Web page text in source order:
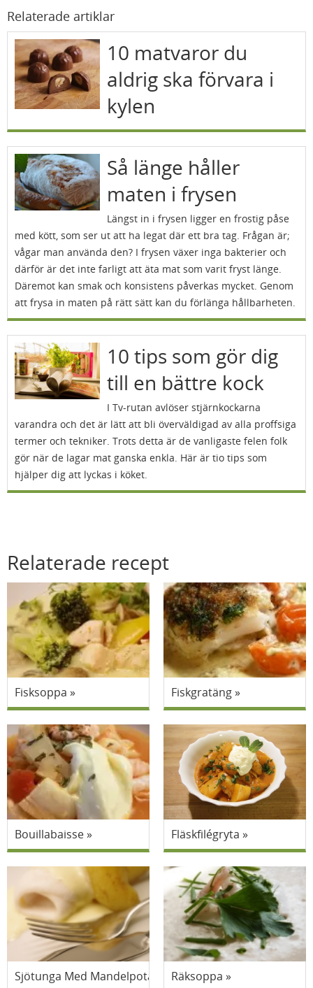
Relaterade artiklar
10 matvaror du
aldrig ska förvara i
kylen
Så länge håller
maten i frysen
Längst in i frysen ligger en frostig påse
med kött, som ser ut att ha legat där ett bra tag. Frågan är;
vågar man använda den? I frysen växer inga bakterier och
därför är det inte farligt att äta mat som varit fryst länge.
Däremot kan smak och konsistens påverkas mycket. Genom
att frysa in maten på rätt sätt kan du förlänga hållbarheten.
10 tips som gör dig
till en bättre kock
I Tv-rutan avlöser stjärnkockarna
varandra och det är lätt att bli överväldigad av alla proffsiga
termer och tekniker. Trots detta är de vanligaste felen folk
gör när de lagar mat ganska enkla. Här är tio tips som
hjälper dig att lyckas i köket.
Relaterade recept
Fisksoppa Fiskgratäng
Bouillabaisse Fläskfilégryta
Sjötunga Med Mandelpotatis Och Hollandaisesås
Räksoppa